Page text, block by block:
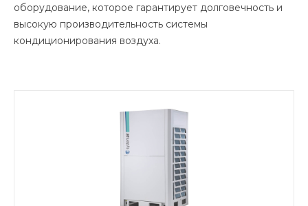
оборудование, которое гарантирует долговечность и
высокую производительность системы
кондиционирования воздуха.